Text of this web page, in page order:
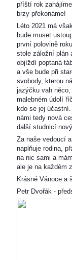
příští rok
brzy překonáme!
Léto 2021 má
bude muset
první polovině
stole záložní plán
objíždí poptaná
a vše bude při
svobody, kterou
jazýčku vah
malebném údolí
kdo se jej
námi tedy nová
další studnicí
Za naše vedoucí
naplňuje rodina,
na nic sami a
ale je na každém
Krásné Vánoce a
Petr Dvořák -